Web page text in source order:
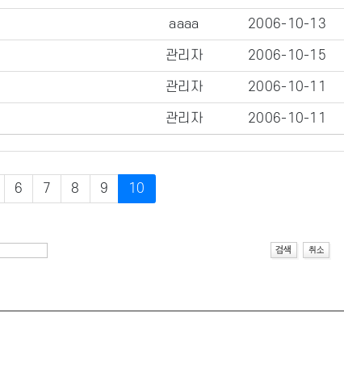
aaaa 2006-10-13
관리자 2006-10-15
관리자 2006-10-11
관리자 2006-10-11
6 7 8 9 10